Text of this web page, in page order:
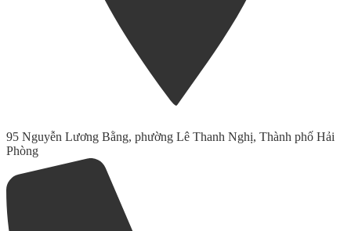
95 Nguyễn Lương Bằng, phường Lê Thanh Nghị, Thành phố Hải
Phòng